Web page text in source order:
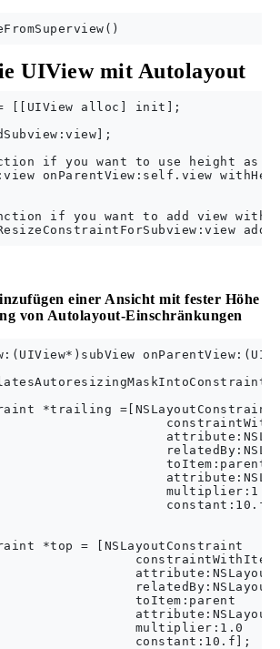
UIView mit Autolayout
= [[UIView alloc] init];
if you want to use height as
onParentView:self.view
if you want to add view with
einer Ansicht mit fester Höhe
von Autolayout-Einschränkungen
*trailing =[NSLayoutConstraint
toItem:parent
multiplier:1.0
*top = [NSLayoutConstraint
toItem:parent
multiplier:1.0
constant:10.f];